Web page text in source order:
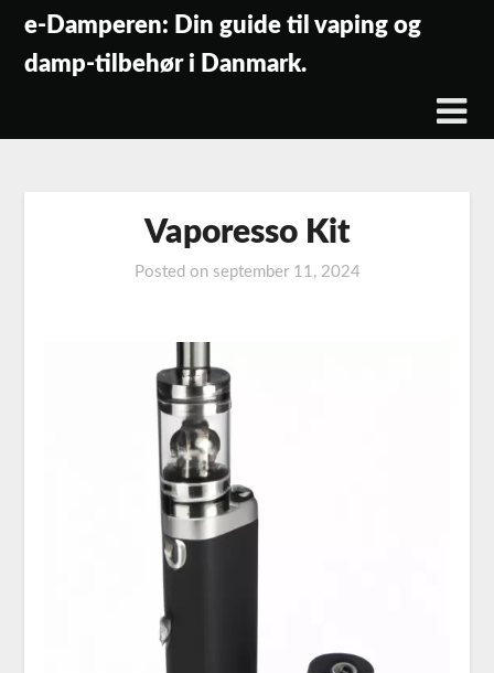
content
e-Damperen: Din guide til vaping og
damp-tilbehør i Danmark.
Vaporesso Kit
Posted on september 11, 2024